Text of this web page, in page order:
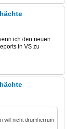
ich den neuen
in VS zu
will nicht drumherrum